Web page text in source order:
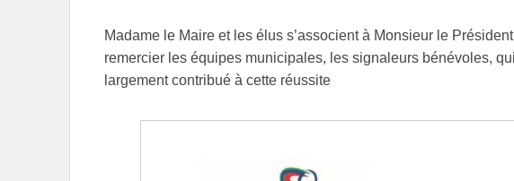
Madame le Maire et les élus s’associent à Monsieur le
remercier les équipes municipales, les signaleurs bénévoles,
largement contribué à cette réussite